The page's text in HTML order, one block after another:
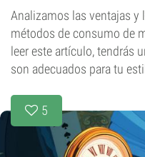
Analizamos las ventajas y
métodos de consumo de
leer este artículo, tendrás
son adecuados para tu
5